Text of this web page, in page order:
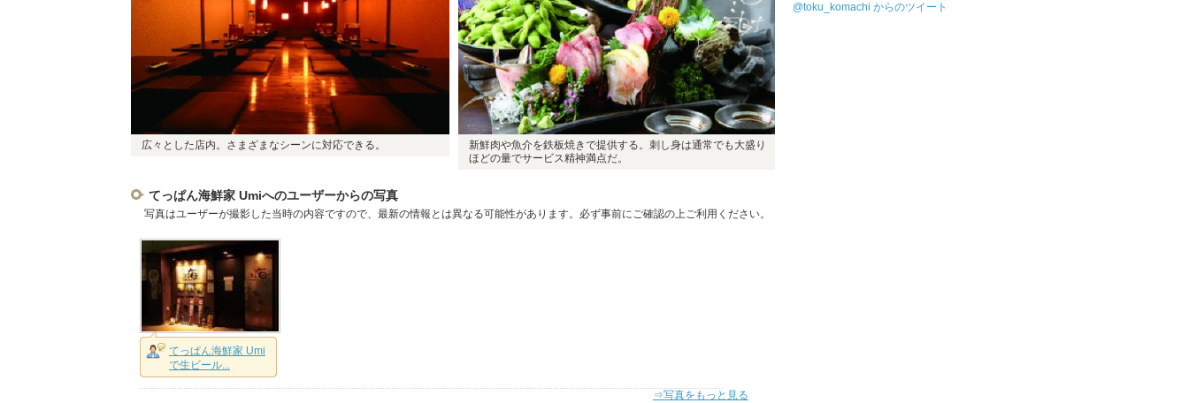
広々とした店内。さまざまなシーンに対応できる。
新鮮肉や魚介を鉄板焼きで提供する。刺し身は通常でも大盛り
ほどの量でサービス精神満点だ。
てっぱん海鮮家 Umiへのユーザーからの写真
写真はユーザーが撮影した当時の内容ですので、最新の情報とは異なる可能性があります。必ず事前にご確認の上ご利用ください。
てっぱん海鮮家 Umi
で生ビール...
⇒写真をもっと見る
@toku_komachi からのツイート